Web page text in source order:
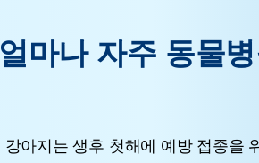
얼마나 자주 동물
강아지는 생후 첫해에 예방 접종을